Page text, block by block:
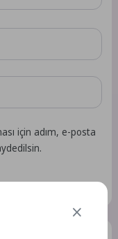
için adım, e-posta